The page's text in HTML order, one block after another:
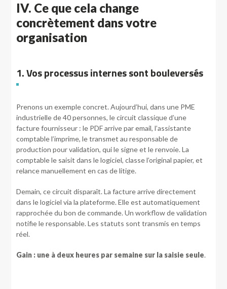
IV. Ce que cela change
concrètement dans votre
organisation
1. Vos processus internes sont bouleversés
Prenons un exemple concret. Aujourd’hui, dans une PME
industrielle de 40 personnes, le circuit classique d’une
facture fournisseur : le PDF arrive par email, l’assistante
comptable l’imprime, le transmet au responsable de
production pour validation, qui le signe et le renvoie. La
comptable le saisit dans le logiciel, classe l’original papier, et
relance manuellement en cas de litige.
Demain, ce circuit disparaît. La facture arrive directement
dans le logiciel via la plateforme. Elle est automatiquement
rapprochée du bon de commande. Un workflow de validation
notifie le responsable. Les statuts sont transmis en temps
réel.
Gain : une à deux heures par semaine sur la saisie seule.